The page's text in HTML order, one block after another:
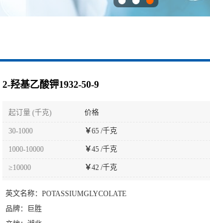
2-羟基乙酸钾1932-50-9
起订量 (千克) 价格
30-1000 ￥65 /千克
1000-10000 ￥45 /千克
≥10000 ￥42 /千克
英文名称： POTASSIUMGLYCOLATE
品牌：
巨胜